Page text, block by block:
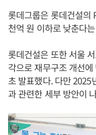
롯데그룹은 롯데건설의
천억 원 이하로 낮춘다
롯데건설은 또한 서울
각으로 재무구조 개선
초 발표했다. 다만 2025
과 관련한 세부 방안이